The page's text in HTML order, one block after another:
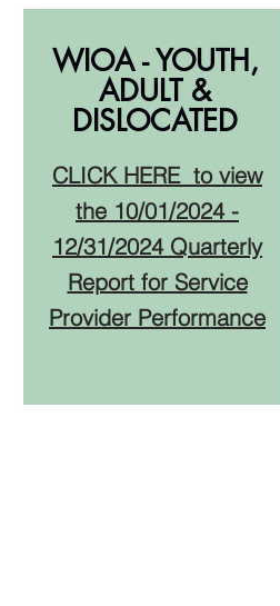
WIOA - YOUTH,
ADULT &
DISLOCATED​
CLICK HERE to view
the 10/01/2024 -
12/31/2024 Quarterly
Report for Service
Provider Performance